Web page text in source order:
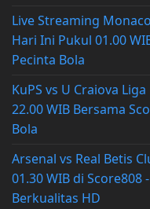
Live Streaming
Hari Ini Pukul 01.00
Pecinta Bola
KuPS vs U Craiova
22.00 WIB Bersama
Bola
Arsenal vs Real Betis
01.30 WIB di
Berkualitas HD